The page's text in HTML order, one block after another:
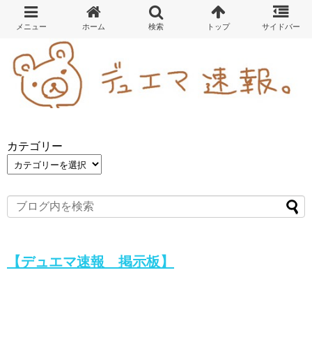
カテゴリー
【デュエマ速報 掲示板】